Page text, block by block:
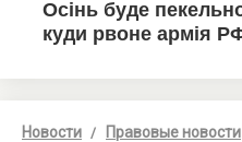
Новости Правовые новости